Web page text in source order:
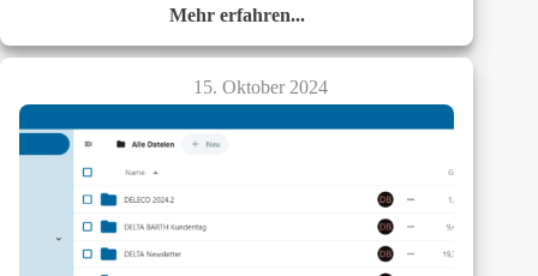
Mehr erfahren...
Sieben
Unternehmen,
Ziel!15. Oktober 2024